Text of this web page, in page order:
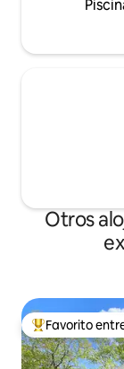
Otros
Favorito entre
Favorito